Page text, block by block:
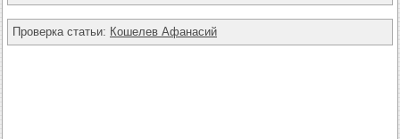
Проверка статьи: Кошелев Афанасий